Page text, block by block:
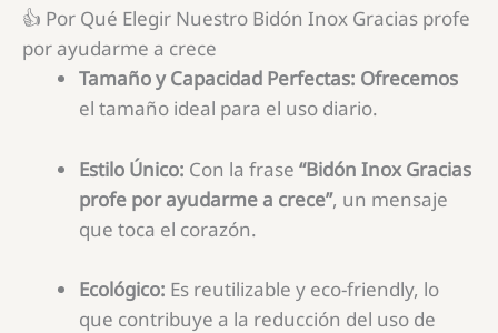
👍 Por Qué Elegir Nuestro Bidón Inox Gracias profe
por ayudarme a crece
Tamaño y Capacidad Perfectas: Ofrecemos
el tamaño ideal para el uso diario.
Estilo Único: Con la frase “Bidón Inox Gracias
profe por ayudarme a crece”, un mensaje
que toca el corazón.
Ecológico: Es reutilizable y eco-friendly, lo
que contribuye a la reducción del uso de